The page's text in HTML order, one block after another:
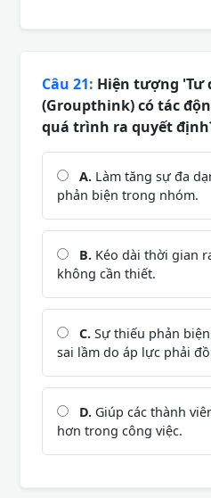
Câu 21: Hiện tượng 'Tư
(Groupthink) có tác
quá trình ra quyết
A. Làm tăng sự đa
phản biện trong nhóm.
B. Kéo dài thời gian
không cần thiết.
C. Sự thiếu phản
sai lầm do áp lực phải
D. Giúp các thành
hơn trong công việc.